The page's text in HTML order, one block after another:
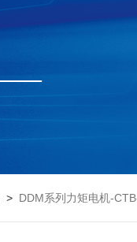
> DDM系列力矩电机-